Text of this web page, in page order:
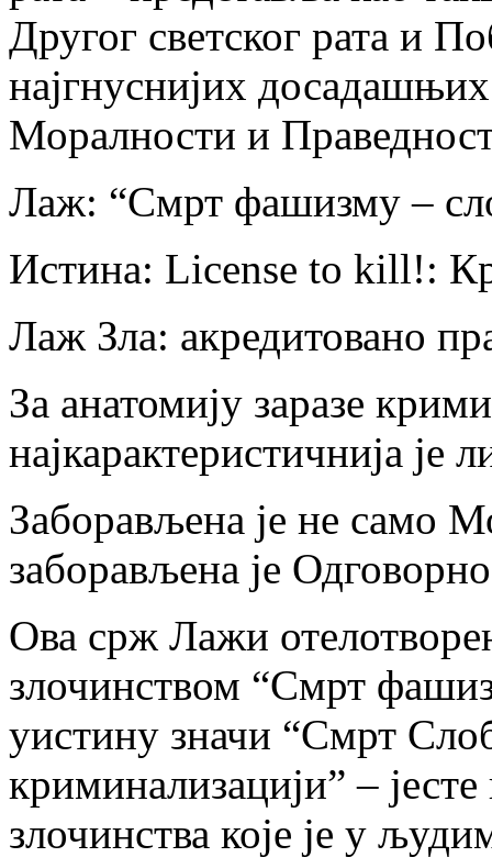
Другог светског рата и
најгнуснијих
Моралности и
Лаж: “Смрт фашизму –
Истина: License to kill!:
Лаж Зла: акредитованo
За анатомију заразе
најкарактеристичнија је
Заборављена је не само
заборављена је
Ова срж Лажи
злочинством “Смрт
уистину значи “Смрт
криминализацији” –
злочинства којe je у